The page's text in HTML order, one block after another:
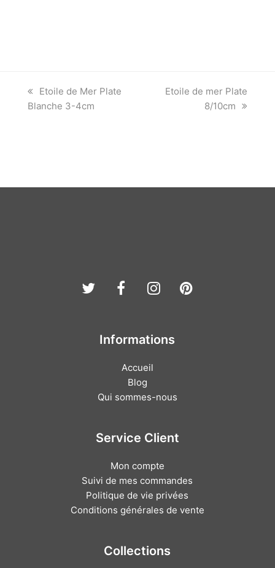
previous
post:
Etoile de Mer Plate
Blanche 3-4cm
next
Etoile de mer Plate
8/10cm
TwitterFacebook
Instagram
Pinterest
Informations
Accueil
Blog
Qui sommes-nous
Service Client
Mon compte
Suivi de mes commandes
Politique de vie privées
Conditions générales de vente
Collections